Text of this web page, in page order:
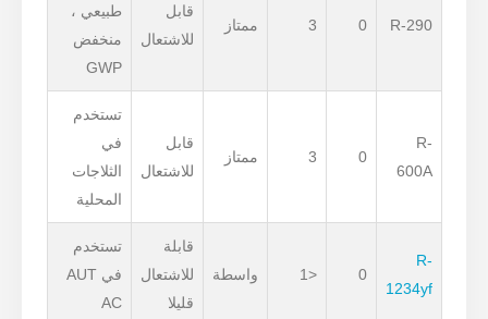
R-290
0
3 ممتاز
قابل
للاشتعال
طبيعي ،
منخفض
GWP
R-
600A
0
3 ممتاز
قابل
للاشتعال
تستخدم
في
الثلاجات
المحلية
R-
1234yf
0
<1 واسطة
قابلة
للاشتعال
قليلا
تستخدم
في AUT
AC